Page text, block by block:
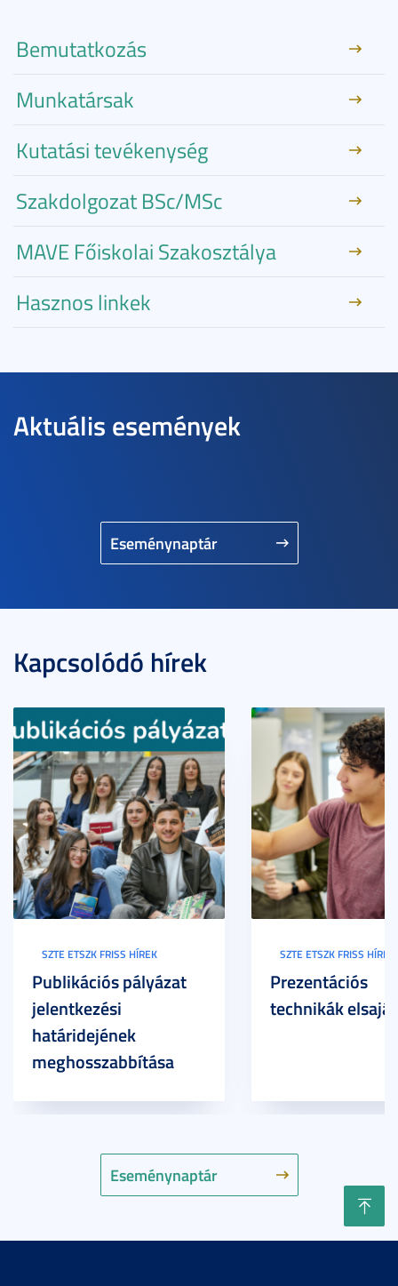
Bemutatkozás
Munkatársak
Kutatási tevékenység
Szakdolgozat BSc/MSc
MAVE Főiskolai Szakosztálya
Hasznos linkek
Aktuális események
Eseménynaptár
Kapcsolódó hírek
Eseménynaptár
SZTE ETSZK FRISS HÍREK
Publikációs pályázat
jelentkezési
határidejének
meghosszabbítása
SZTE ETSZK FRISS HÍREK
Prezentációs
technikák